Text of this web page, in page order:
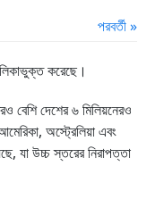
পরবর্তী »
করেছে।
বেশি দেশের ৬ মিলিয়নেরও
অস্ট্রেলিয়া এবং
যা উচ্চ স্তরের নিরাপত্তা